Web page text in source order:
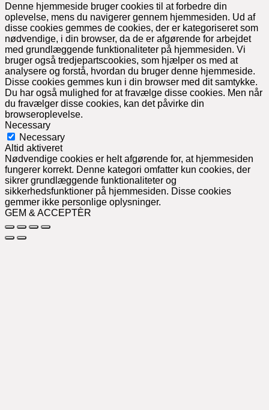
Denne hjemmeside bruger cookies til at forbedre din
oplevelse, mens du navigerer gennem hjemmesiden. Ud af
disse cookies gemmes de cookies, der er kategoriseret som
nødvendige, i din browser, da de er afgørende for arbejdet
med grundlæggende funktionaliteter på hjemmesiden. Vi
bruger også tredjepartscookies, som hjælper os med at
analysere og forstå, hvordan du bruger denne hjemmeside.
Disse cookies gemmes kun i din browser med dit samtykke.
Du har også mulighed for at fravælge disse cookies. Men når
du fravælger disse cookies, kan det påvirke din
browseroplevelse.
Necessary
Necessary
Altid aktiveret
Nødvendige cookies er helt afgørende for, at hjemmesiden
fungerer korrekt. Denne kategori omfatter kun cookies, der
sikrer grundlæggende funktionaliteter og
sikkerhedsfunktioner på hjemmesiden. Disse cookies
gemmer ikke personlige oplysninger.
GEM & ACCEPTÈR